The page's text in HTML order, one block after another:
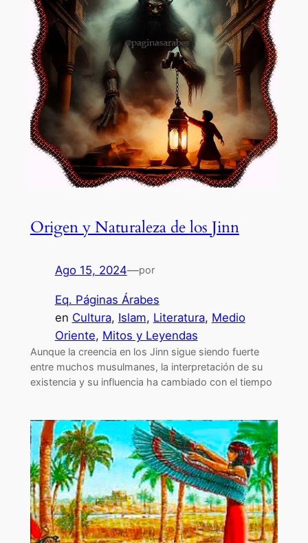
Origen y Naturaleza de los Jinn
Ago 15, 2024—por
Eq. Páginas Árabes
en Cultura, Islam, Literatura, Medio
Oriente, Mitos y Leyendas
Aunque la creencia en los Jinn sigue siendo fuerte
entre muchos musulmanes, la interpretación de su
existencia y su influencia ha cambiado con el tiempo